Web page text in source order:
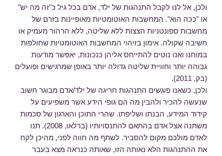
ולכן, אל לנו לקבל התנהגות של ילד, אדם בכל גיל כ"זה מה יש"
או "ככה הוא". המחשבות האוטומטיות מאופיינות בזרם של
מחשבות ספונטניות הצצות ללא שליטה, ללא הרהור מעמיק או
חשיבה שקולה. אימון בזיהוי המחשבות האוטומטיות שחולפות
במוחנו ואנו נוטים להתייחס אליהן כנכונות, יאפשר מודעות
גבוהה יותר וחוויית שליטה גדולה יותר באופן שמרגישים ופועלים
(בק, 2011).
ולכן, כשאנו פוגשים התנהגות חריגה של ילד/אדם מבוגר חשוב
שנעשה להכיר ולהבין מה הם גופי הידע אשר משפיעים על
קידוד המידע, הבנתו ושליפתו. שהרי התוכן והארגון של סכמות
משתנה אצל אדם בהתאם להתנסויותיו (ברלאו, 2008). תנו
לאדם מולכם מקום להסביר. לשתף מה חווה לפני, מהיכן לקח
את ההתנהגות הלא נאותה הזו, שאותה כנראה מצא בעבר